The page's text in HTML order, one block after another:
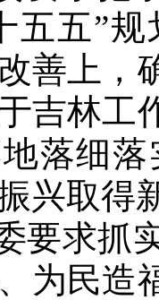
五五”
善上，
吉林工
落细
兴取得
要求抓
为民造